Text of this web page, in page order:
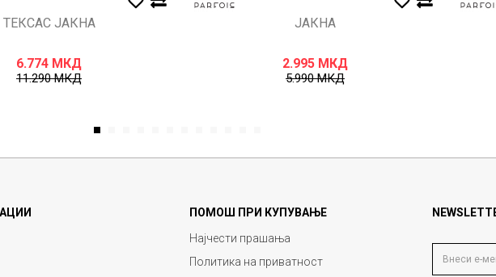
ТЕКСАС ЈАКНА
6.774 МКД
11.290МКД
ЈАКНА
2.995 МКД
5.990МКД
1
ПОМОШ ПРИ КУПУВАЊЕ
Најчести прашања
Политика на приватност